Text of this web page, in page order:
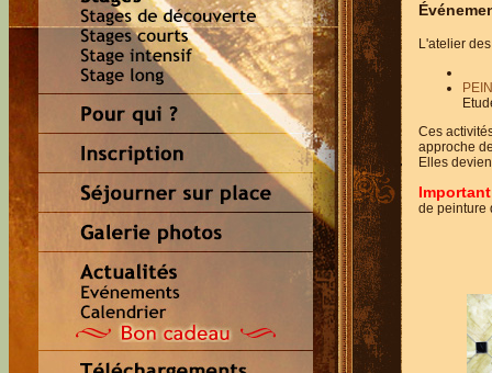
L'atelier
Ces
approche
Elles
de peinture